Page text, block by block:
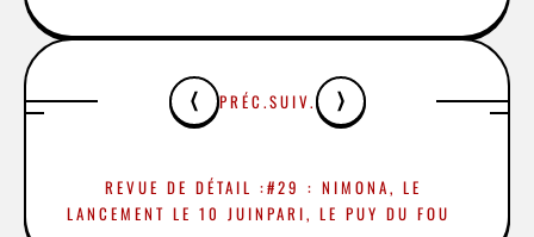
PRÉC.SUIV.
REVUE DE DÉTAIL :
LANCEMENT LE 10 JUIN
#29 : NIMONA, LE
PARI, LE PUY DU FOU